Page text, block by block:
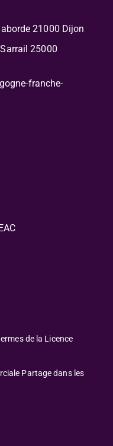
21000 Dijon
25000
franche-
de la Licence
Partage dans les